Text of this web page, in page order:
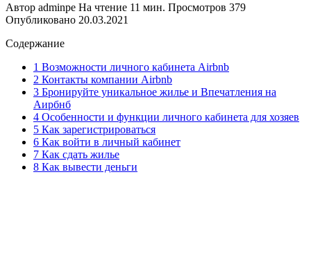
Автор adminpe На чтение 11 мин. Просмотров 379
Опубликовано 20.03.2021
Содержание
1 Возможности личного кабинета Airbnb
2 Контакты компании Airbnb
3 Бронируйте уникальное жилье и Впечатления на
Аирбнб
4 Особенности и функции личного кабинета для хозяев
5 Как зарегистрироваться
6 Как войти в личный кабинет
7 Как сдать жилье
8 Как вывести деньги